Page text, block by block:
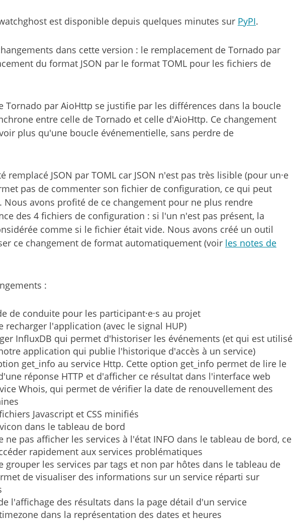
est disponible depuis quelques minutes sur PyPI.
dans cette version : le remplacement de Tornado par
du format JSON par le format TOML pour les fichiers de
Tornado par AioHttp se justifie par les différences dans la boucle
entre celle de Tornado et celle d'AioHttp. Ce changement
plus qu'une boucle événementielle, sans perdre de
remplacé JSON par TOML car JSON n'est pas très lisible (pour un·e
pas de commenter son fichier de configuration, ce qui peut
Nous avons profité de ce changement pour ne plus rendre
des 4 fichiers de configuration : si l'un n'est pas présent, la
comme si le fichier était vide. Nous avons créé un outil
ce changement de format automatiquement (voir les notes de
:
de conduite pour les participant·e·s au projet
recharger l'application (avec le signal HUP)
InfluxDB qui permet d'historiser les événements (et qui est utilisé
application qui publie l'historique d'accès à un service)
get_info au service Http. Cette option get_info permet de lire le
réponse HTTP et d'afficher ce résultat dans l'interface web
Whois, qui permet de vérifier la date de renouvellement des
Javascript et CSS minifiés
dans le tableau de bord
ne pas afficher les services à l'état INFO dans le tableau de bord, ce
rapidement aux services problématiques
grouper les services par tags et non par hôtes dans le tableau de
de visualiser des informations sur un service réparti sur
l'affichage des résultats dans la page détail d'un service
dans la représentation des dates et heures